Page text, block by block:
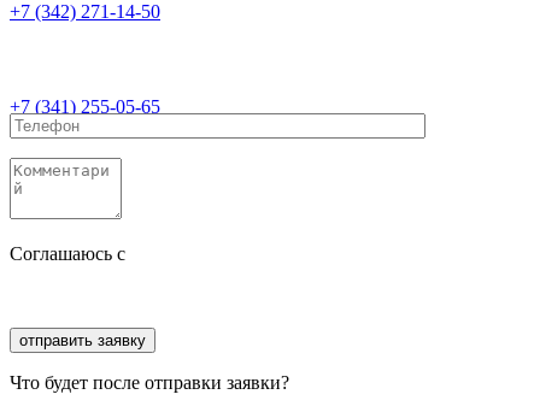
+7 (342) 271-14-50
+7 (341) 255-05-65
Соглашаюсь с
Что будет после отправки заявки?